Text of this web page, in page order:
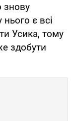
знову
є всі
Усика, тому
здобути